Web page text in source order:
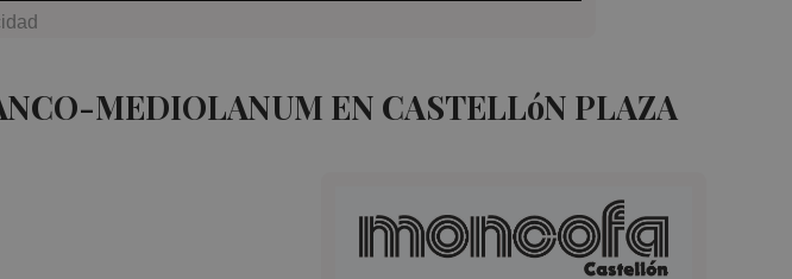
MEDIOLANUM EN CASTELLóN PLAZA